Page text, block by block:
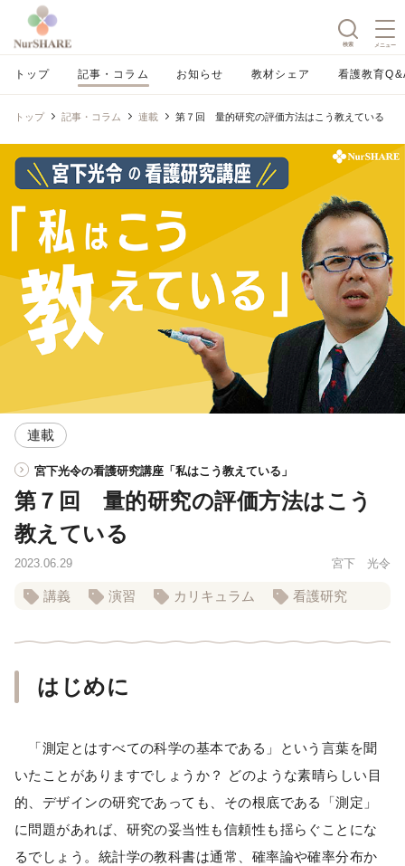
検索 メニュー
トップ 記事・コラム お知らせ 教材シェア 看護教育
トップ 記事・コラム 連載 第７回 量的研究の評価方法はこう教えている
連載
宮下光令の看護研究講座「私はこう教えている」
第７回 量的研究の評価方法はこう
教えている
2023.06.29 宮下 光令
講義 演習 カリキュラム 看護研究
はじめに
「測定とはすべての科学の基本である」という言葉を聞
いたことがありますでしょうか？ どのような素晴らしい目
的、デザインの研究であっても、その根底である「測定」
に問題があれば、研究の妥当性も信頼性も揺らぐことにな
るでしょう。統計学の教科書は通常、確率論や確率分布か